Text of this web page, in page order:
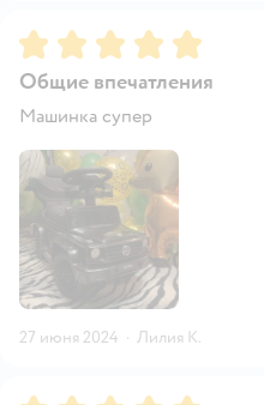
Рейтинг:5
Общие впечатления
Машинка супер
27 июня 2024 · Лилия К.